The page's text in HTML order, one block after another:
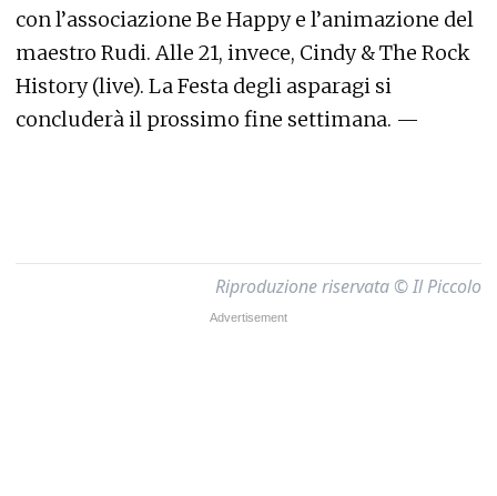
con l’associazione Be Happy e l’animazione del
maestro Rudi. Alle 21, invece, Cindy & The Rock
History (live). La Festa degli asparagi si
concluderà il prossimo fine settimana. —
Riproduzione riservata © Il Piccolo